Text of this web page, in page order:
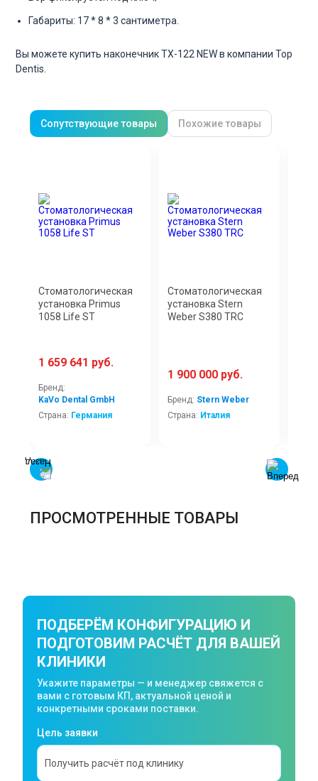
Габариты: 17 * 8 * 3 сантиметра.
Вы можете купить наконечник TX-122 NEW в компании Top
Dentis.
Сопутствующие товары Похожие товары
Стоматологическая
установка Primus
1058 Life ST
1 659 641 руб.
Бренд:
KaVo Dental GmbH
Страна: Германия
Стоматологическая
установка Stern
Weber S380 TRC
1 900 000 руб.
Бренд: Stern Weber
Страна: Италия
ПРОСМОТРЕННЫЕ ТОВАРЫ
ПОДБЕРЁМ КОНФИГУРАЦИЮ И
ПОДГОТОВИМ РАСЧЁТ ДЛЯ ВАШЕЙ
КЛИНИКИ
Укажите параметры — и менеджер свяжется с
вами с готовым КП, актуальной ценой и
конкретными сроками поставки.
Цель заявки